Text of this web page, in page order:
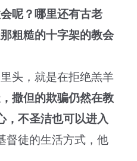
呢？哪里还有古老
粗糙的十字架的教会
头，就是在拒绝羔羊
撒但的欺骗仍然在教
，不圣洁也可以进入
督徒的生活方式，他